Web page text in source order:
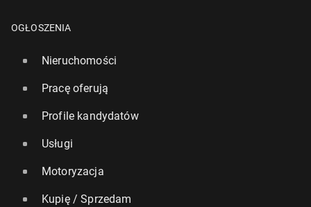
OGŁOSZENIA
Nieruchomości
Pracę oferują
Profile kandydatów
Usługi
Motoryzacja
Kupię / Sprzedam